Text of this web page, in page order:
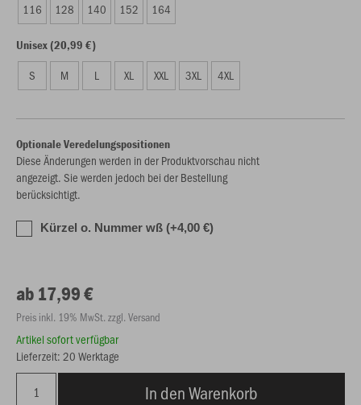
116 128 140 152 164
Unisex (20,99 €)
S M L XL XXL 3XL 4XL
Optionale Veredelungspositionen
Diese Änderungen werden in der Produktvorschau nicht
angezeigt. Sie werden jedoch bei der Bestellung
berücksichtigt.
Kürzel o. Nummer wß (+4,00 €)
ab 17,99 €
Preis inkl. 19% MwSt. zzgl. Versand
Artikel sofort verfügbar
Lieferzeit: 20 Werktage
In den Warenkorb